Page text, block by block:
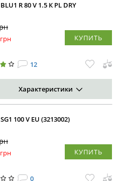
R 80 V 1.5 К PL DRY
грн КУПИТЬ
12
Характеристики
100 V EU (3213002)
грн КУПИТЬ
0